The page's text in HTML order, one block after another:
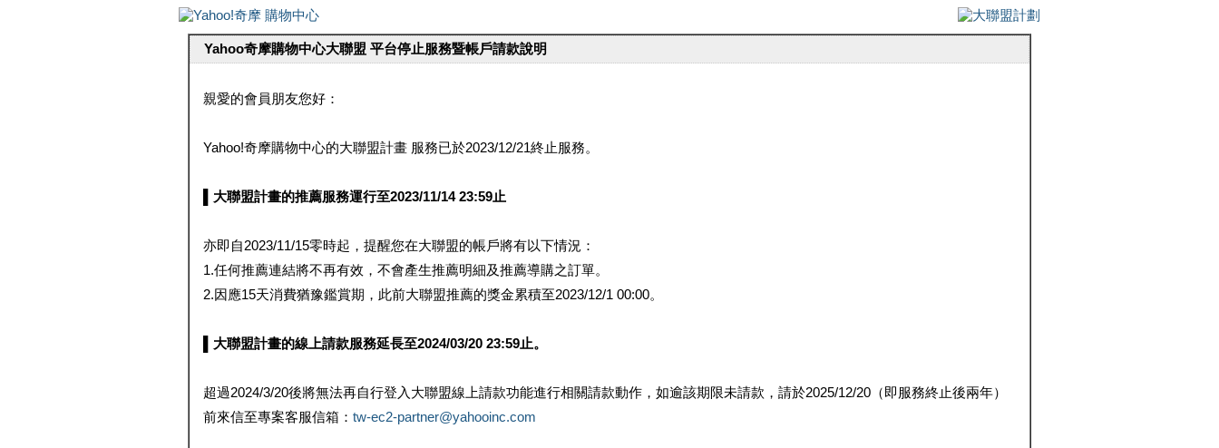
Yahoo奇摩購物中心大聯盟 平台停止服務暨帳戶請款說明
親愛的會員朋友您好：
Yahoo!奇摩購物中心的大聯盟計畫 服務已於2023/12/21終止服務。
▌大聯盟計畫的推薦服務運行至2023/11/14 23:59止
亦即自2023/11/15零時起，提醒您在大聯盟的帳戶將有以下情況：
1.任何推薦連結將不再有效，不會產生推薦明細及推薦導購之訂單。
2.因應15天消費猶豫鑑賞期，此前大聯盟推薦的獎金累積至2023/12/1 00:00。
▌大聯盟計畫的線上請款服務延長至2024/03/20 23:59止。
超過2024/3/20後將無法再自行登入大聯盟線上請款功能進行相關請款動作，如逾該期限未請款，請於2025/12/20（即服務終止後兩年）
前來信至專案客服信箱： tw-ec2-partner@yahooinc.com